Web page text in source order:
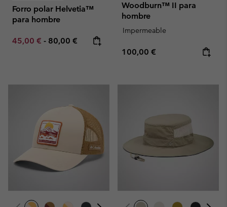
Forro polar Helvetia™
para hombre
Minimum sale price:
45,00 € - Maximum price:
80,00 €
Woodburn™ II para
hombre
Impermeable
Regular price:
100,00 €